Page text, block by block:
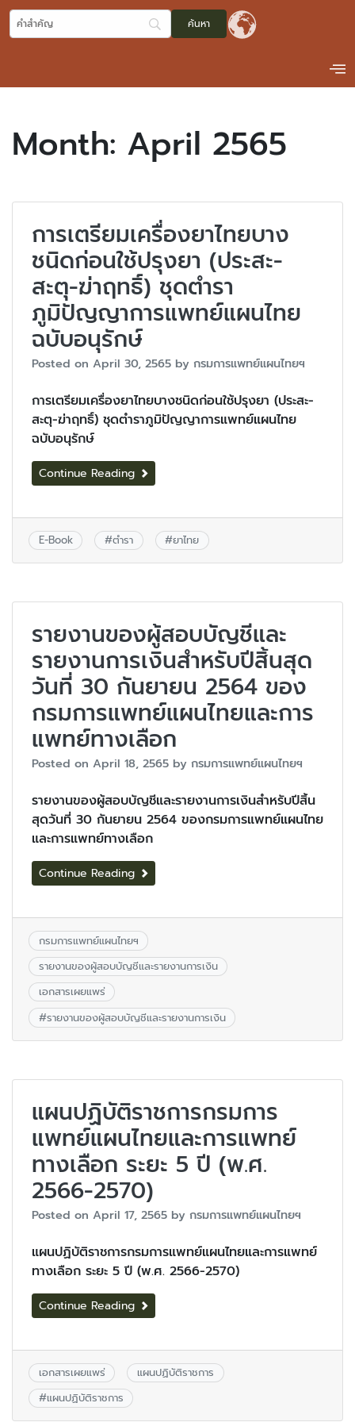
Month: April 2565
การเตรียมเครื่องยาไทยบาง
ชนิดก่อนใช้ปรุงยา (ประสะ-
สะตุ-ฆ่าฤทธิ์) ชุดตำรา
ภูมิปัญญาการแพทย์แผนไทย
ฉบับอนุรักษ์
Posted on April 30, 2565 by กรมการแพทย์แผนไทยฯ
การเตรียมเครื่องยาไทยบางชนิดก่อนใช้ปรุงยา (ประสะ-
สะตุ-ฆ่าฤทธิ์) ชุดตำราภูมิปัญญาการแพทย์แผนไทย
ฉบับอนุรักษ์
Continue Reading
E-Book #ตำรา #ยาไทย
รายงานของผู้สอบบัญชีและ
รายงานการเงินสำหรับปีสิ้นสุด
วันที่ 30 กันยายน 2564 ของ
กรมการแพทย์แผนไทยและการ
แพทย์ทางเลือก
Posted on April 18, 2565 by กรมการแพทย์แผนไทยฯ
รายงานของผู้สอบบัญชีและรายงานการเงินสำหรับปีสิ้น
สุดวันที่ 30 กันยายน 2564 ของกรมการแพทย์แผนไทย
และการแพทย์ทางเลือก
Continue Reading
กรมการแพทย์แผนไทยฯ
รายงานของผู้สอบบัญชีและรายงานการเงิน
เอกสารเผยแพร่
#รายงานของผู้สอบบัญชีและรายงานการเงิน
แผนปฏิบัติราชการกรมการ
แพทย์แผนไทยและการแพทย์
ทางเลือก ระยะ 5 ปี (พ.ศ.
2566-2570)
Posted on April 17, 2565 by กรมการแพทย์แผนไทยฯ
แผนปฏิบัติราชการกรมการแพทย์แผนไทยและการแพทย์
ทางเลือก ระยะ 5 ปี (พ.ศ. 2566-2570)
Continue Reading
เอกสารเผยแพร่
แผนปฏิบัติราชการ
#แผนปฏิบัติราชการ